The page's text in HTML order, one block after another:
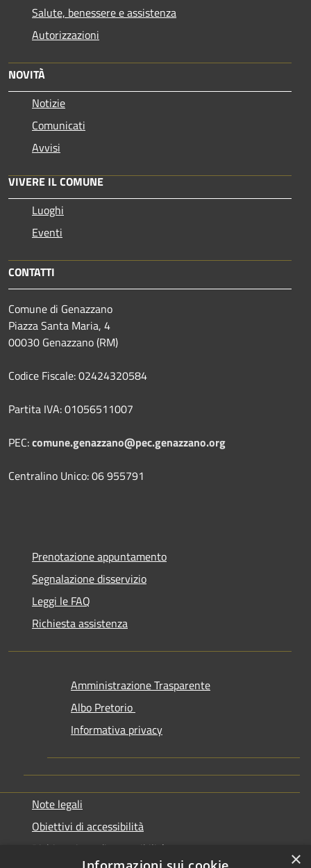
Salute, benessere e assistenza
Autorizzazioni
NOVITÀ
Notizie
Comunicati
Avvisi
VIVERE IL COMUNE
Luoghi
Eventi
CONTATTI
Comune di Genazzano
Piazza Santa Maria, 4
00030 Genazzano (RM)
Codice Fiscale: 02424320584
Partita IVA: 01056511007
PEC:comune.genazzano@pec.genazzano.org
Centralino Unico: 06 955791
Prenotazione appuntamento
Segnalazione disservizio
Leggi le FAQ
Richiesta assistenza
Amministrazione Trasparente
Albo Pretorio
Informativa privacy
Note legali
Obiettivi di accessibilità
Dichiarazione di accessibilità
×